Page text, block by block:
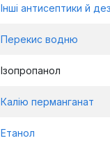
Інші антисептики й
Перекис водню
Ізопропанол
Калію перманганат
Етанол